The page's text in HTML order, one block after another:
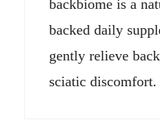
backbiome is a
backed daily
gently relieve
sciatic discomfort.